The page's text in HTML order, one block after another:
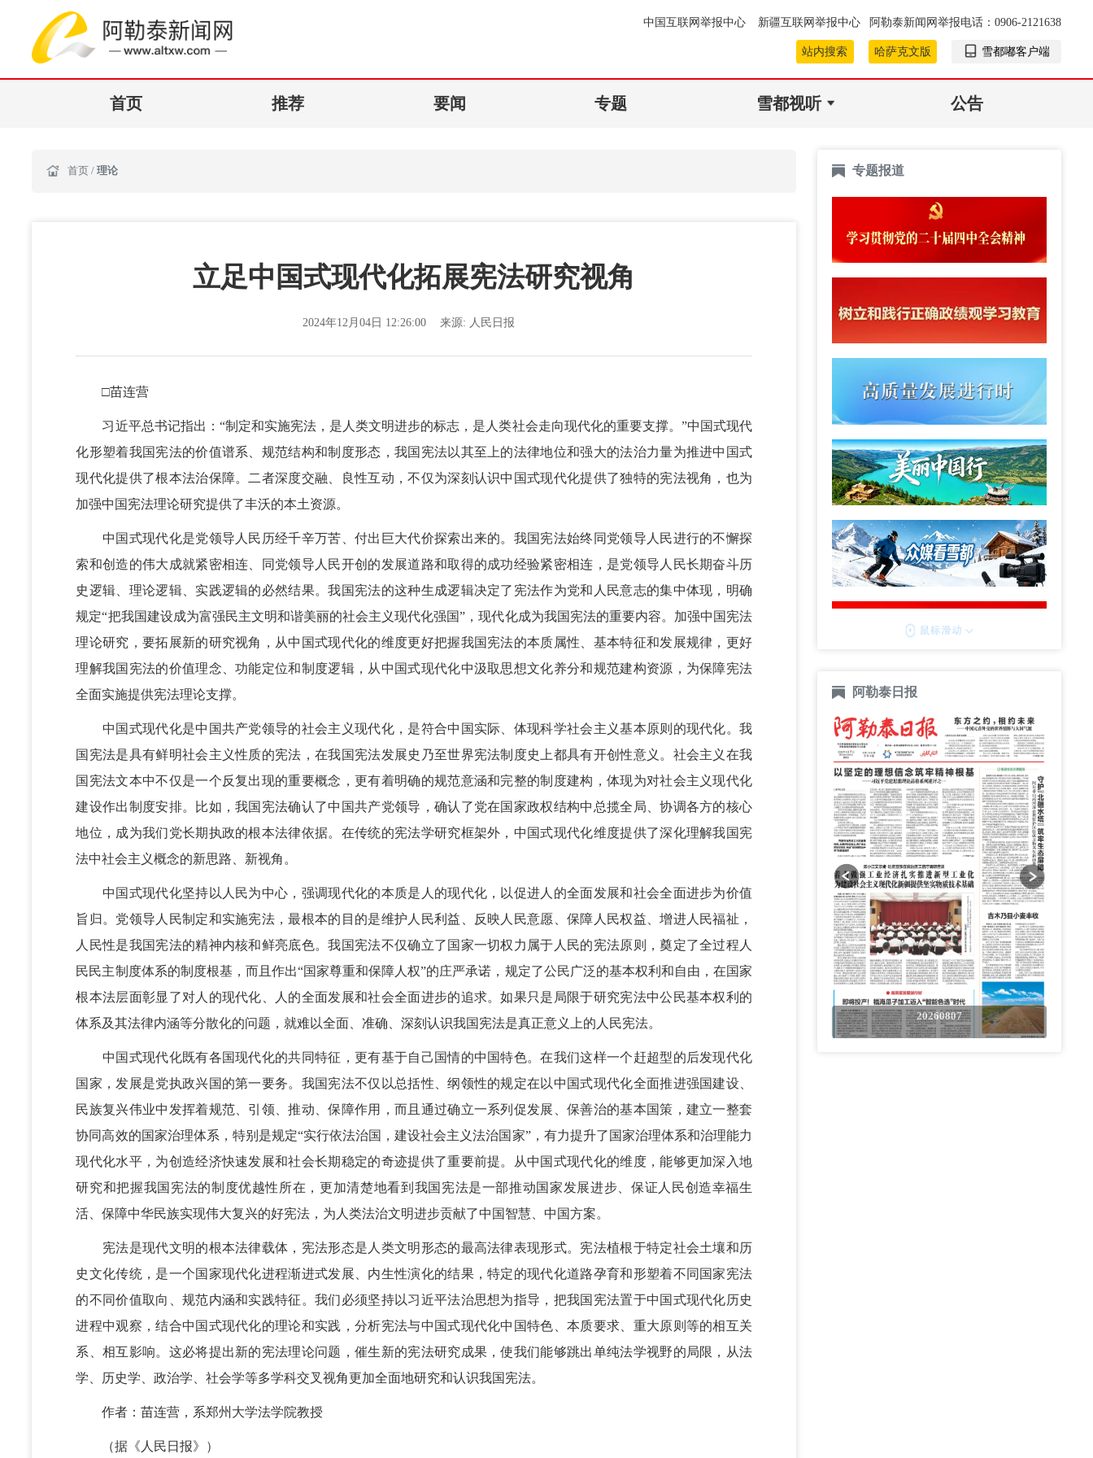
中国互联网举报中心 新疆互联网举报中心 阿勒泰新闻网举报电话：0906-2121638
站内搜索 哈萨克文版 雪都嘟客户端
首页 推荐 要闻 专题 雪都视听 公告
首页 / 理论
立足中国式现代化拓展宪法研究视角
2024年12月04日 12:26:00 来源: 人民日报
□苗连营
习近平总书记指出：“制定和实施宪法，是人类文明进步的标志，是人类社会走向现代化的重要支撑。”中国式现代
化形塑着我国宪法的价值谱系、规范结构和制度形态，我国宪法以其至上的法律地位和强大的法治力量为推进中国式
现代化提供了根本法治保障。二者深度交融、良性互动，不仅为深刻认识中国式现代化提供了独特的宪法视角，也为
加强中国宪法理论研究提供了丰沃的本土资源。
中国式现代化是党领导人民历经千辛万苦、付出巨大代价探索出来的。我国宪法始终同党领导人民进行的不懈探
索和创造的伟大成就紧密相连、同党领导人民开创的发展道路和取得的成功经验紧密相连，是党领导人民长期奋斗历
史逻辑、理论逻辑、实践逻辑的必然结果。我国宪法的这种生成逻辑决定了宪法作为党和人民意志的集中体现，明确
规定“把我国建设成为富强民主文明和谐美丽的社会主义现代化强国”，现代化成为我国宪法的重要内容。加强中国宪法
理论研究，要拓展新的研究视角，从中国式现代化的维度更好把握我国宪法的本质属性、基本特征和发展规律，更好
理解我国宪法的价值理念、功能定位和制度逻辑，从中国式现代化中汲取思想文化养分和规范建构资源，为保障宪法
全面实施提供宪法理论支撑。
中国式现代化是中国共产党领导的社会主义现代化，是符合中国实际、体现科学社会主义基本原则的现代化。我
国宪法是具有鲜明社会主义性质的宪法，在我国宪法发展史乃至世界宪法制度史上都具有开创性意义。社会主义在我
国宪法文本中不仅是一个反复出现的重要概念，更有着明确的规范意涵和完整的制度建构，体现为对社会主义现代化
建设作出制度安排。比如，我国宪法确认了中国共产党领导，确认了党在国家政权结构中总揽全局、协调各方的核心
地位，成为我们党长期执政的根本法律依据。在传统的宪法学研究框架外，中国式现代化维度提供了深化理解我国宪
法中社会主义概念的新思路、新视角。
中国式现代化坚持以人民为中心，强调现代化的本质是人的现代化，以促进人的全面发展和社会全面进步为价值
旨归。党领导人民制定和实施宪法，最根本的目的是维护人民利益、反映人民意愿、保障人民权益、增进人民福祉，
人民性是我国宪法的精神内核和鲜亮底色。我国宪法不仅确立了国家一切权力属于人民的宪法原则，奠定了全过程人
民民主制度体系的制度根基，而且作出“国家尊重和保障人权”的庄严承诺，规定了公民广泛的基本权利和自由，在国家
根本法层面彰显了对人的现代化、人的全面发展和社会全面进步的追求。如果只是局限于研究宪法中公民基本权利的
体系及其法律内涵等分散化的问题，就难以全面、准确、深刻认识我国宪法是真正意义上的人民宪法。
中国式现代化既有各国现代化的共同特征，更有基于自己国情的中国特色。在我们这样一个赶超型的后发现代化
国家，发展是党执政兴国的第一要务。我国宪法不仅以总括性、纲领性的规定在以中国式现代化全面推进强国建设、
民族复兴伟业中发挥着规范、引领、推动、保障作用，而且通过确立一系列促发展、保善治的基本国策，建立一整套
协同高效的国家治理体系，特别是规定“实行依法治国，建设社会主义法治国家”，有力提升了国家治理体系和治理能力
现代化水平，为创造经济快速发展和社会长期稳定的奇迹提供了重要前提。从中国式现代化的维度，能够更加深入地
研究和把握我国宪法的制度优越性所在，更加清楚地看到我国宪法是一部推动国家发展进步、保证人民创造幸福生
活、保障中华民族实现伟大复兴的好宪法，为人类法治文明进步贡献了中国智慧、中国方案。
宪法是现代文明的根本法律载体，宪法形态是人类文明形态的最高法律表现形式。宪法植根于特定社会土壤和历
史文化传统，是一个国家现代化进程渐进式发展、内生性演化的结果，特定的现代化道路孕育和形塑着不同国家宪法
的不同价值取向、规范内涵和实践特征。我们必须坚持以习近平法治思想为指导，把我国宪法置于中国式现代化历史
进程中观察，结合中国式现代化的理论和实践，分析宪法与中国式现代化中国特色、本质要求、重大原则等的相互关
系、相互影响。这必将提出新的宪法理论问题，催生新的宪法研究成果，使我们能够跳出单纯法学视野的局限，从法
学、历史学、政治学、社会学等多学科交叉视角更加全面地研究和认识我国宪法。
作者：苗连营，系郑州大学法学院教授
（据《人民日报》）
专题报道
阿勒泰日报
20260807